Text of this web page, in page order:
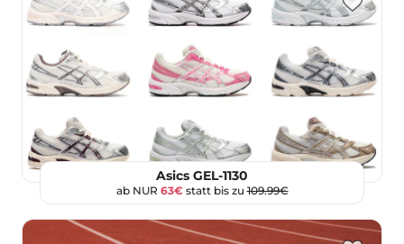
Asics GEL-1130
ab NUR 63€statt bis zu109.99€